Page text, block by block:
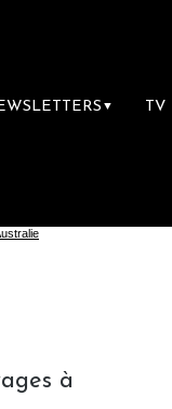
▼ TV
à